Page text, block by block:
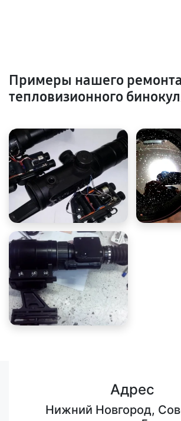
Примеры нашего ремонта
тепловизионного
Адрес
Нижний Новгород,